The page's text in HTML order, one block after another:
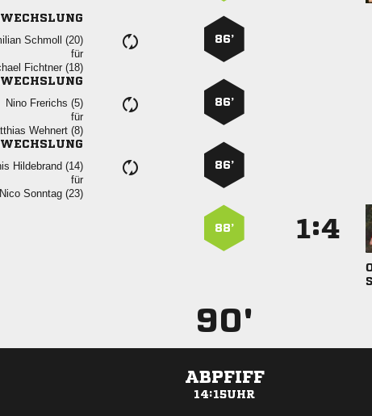
 
für
 
86’
  
für
 
86’
 
für
  
86’
88’ :
90'
ABPFIFF
14:15UHR